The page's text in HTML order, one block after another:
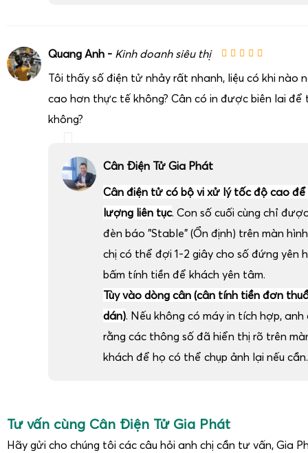
Quang Anh - Kinh doanh siêu thị
Tôi thấy số điện tử nhảy rất nhanh, liệu có khi nào
cao hơn thực tế không? Cân có in được biên lai để
không?
Cân Điện Tử Gia Phát
Cân điện tử có bộ vi xử lý tốc độ cao để
lượng liên tục. Con số cuối cùng chỉ
đèn báo "Stable" (Ổn định) trên màn
chị có thể đợi 1-2 giây cho số đứng yên
bấm tính tiền để khách yên tâm.
Tùy vào dòng cân (cân tính tiền đơn
dán). Nếu không có máy in tích hợp,
rằng các thông số đã hiển thị rõ trên
khách để họ có thể chụp ảnh lại nếu cần.
Tư vấn cùng Cân Điện Tử Gia Phát
Hãy gửi cho chúng tôi các câu hỏi anh chị cần tư vấn, Gia